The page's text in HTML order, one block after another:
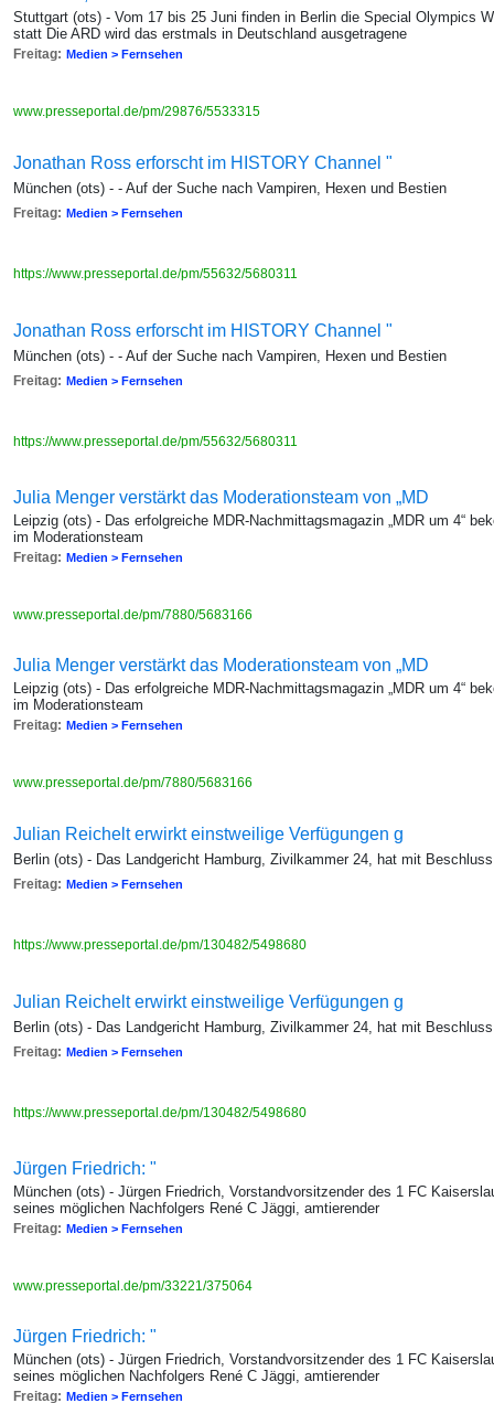
Stuttgart (ots) - Vom 17 bis 25 Juni finden in Berlin die Special Olympics
statt Die ARD wird das erstmals in Deutschland ausgetragene
Freitag: Medien > Fernsehen
www.presseportal.de/pm/29876/5533315
Jonathan Ross erforscht im HISTORY Channel "
München (ots) - - Auf der Suche nach Vampiren, Hexen und Bestien
Freitag: Medien > Fernsehen
https://www.presseportal.de/pm/55632/5680311
Jonathan Ross erforscht im HISTORY Channel "
München (ots) - - Auf der Suche nach Vampiren, Hexen und Bestien
Freitag: Medien > Fernsehen
https://www.presseportal.de/pm/55632/5680311
Julia Menger verstärkt das Moderationsteam von „MD
Leipzig (ots) - Das erfolgreiche MDR-Nachmittagsmagazin „MDR um 4“
im Moderationsteam
Freitag: Medien > Fernsehen
www.presseportal.de/pm/7880/5683166
Julia Menger verstärkt das Moderationsteam von „MD
Leipzig (ots) - Das erfolgreiche MDR-Nachmittagsmagazin „MDR um 4“
im Moderationsteam
Freitag: Medien > Fernsehen
www.presseportal.de/pm/7880/5683166
Julian Reichelt erwirkt einstweilige Verfügungen g
Berlin (ots) - Das Landgericht Hamburg, Zivilkammer 24, hat mit
Freitag: Medien > Fernsehen
https://www.presseportal.de/pm/130482/5498680
Julian Reichelt erwirkt einstweilige Verfügungen g
Berlin (ots) - Das Landgericht Hamburg, Zivilkammer 24, hat mit
Freitag: Medien > Fernsehen
https://www.presseportal.de/pm/130482/5498680
Jürgen Friedrich: "
München (ots) - Jürgen Friedrich, Vorstandvorsitzender des 1 FC
seines möglichen Nachfolgers René C Jäggi, amtierender
Freitag: Medien > Fernsehen
www.presseportal.de/pm/33221/375064
Jürgen Friedrich: "
München (ots) - Jürgen Friedrich, Vorstandvorsitzender des 1 FC
seines möglichen Nachfolgers René C Jäggi, amtierender
Freitag: Medien > Fernsehen